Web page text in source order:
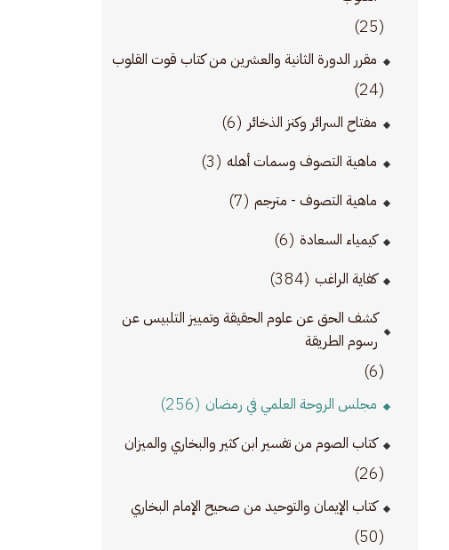
(25)
مقرر الدورة الثانية والعشرين من كتاب قوت القلوب
(24)
مفتاح السرائر وكنز الذخائر (6)
ماهية التصوف وسمات أهله (3)
ماهية التصوف - مترجم (7)
كيمياء السعادة (6)
كفاية الراغب (384)
كشف الحق عن علوم الحقيقة وتمييز التلبيس عن
رسوم الطريقة
(6)
مجلس الروحة العلمي في رمضان (256)
كتاب الصوم من تفسير ابن كثير والبخاري والميزان
(26)
كتاب الإيمان والتوحيد من صحيح الإمام البخاري
(50)